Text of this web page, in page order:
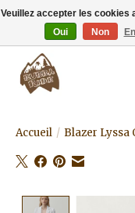
Livraison gratuite à partir
Accueil / Blazer Lyssa
Product
Veuillez accepter les cookies
Oui
Non